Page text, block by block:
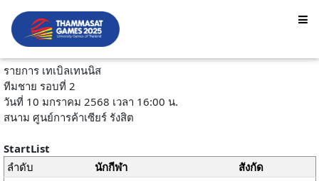
รายการ เทเบิลเทนนิส
ทีมชาย รอบที่ 2
วันที่ 10 มกราคม 2568 เวลา 16:00 น.
สนาม ศูนย์การค้าเซียร์ รังสิต
StartList
ลำดับ
นักกีฬา สังกัด